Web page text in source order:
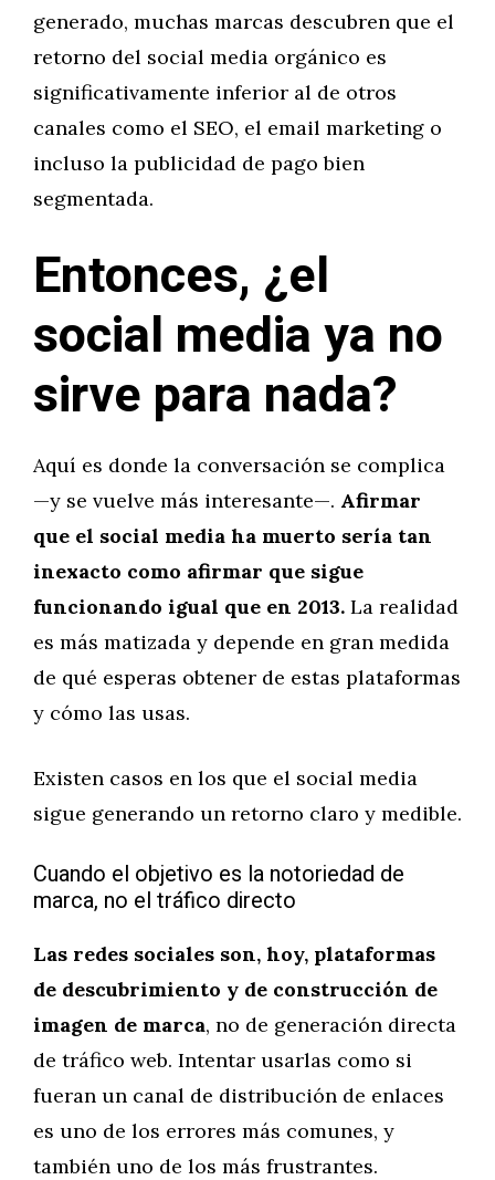
generado, muchas marcas descubren que el
retorno del social media orgánico es
significativamente inferior al de otros
canales como el SEO, el email marketing o
incluso la publicidad de pago bien
segmentada.
Entonces, ¿el
social media ya no
sirve para nada?
Aquí es donde la conversación se complica
—y se vuelve más interesante—. Afirmar
que el social media ha muerto sería tan
inexacto como afirmar que sigue
funcionando igual que en 2013. La realidad
es más matizada y depende en gran medida
de qué esperas obtener de estas plataformas
y cómo las usas.
Existen casos en los que el social media
sigue generando un retorno claro y medible.
Cuando el objetivo es la notoriedad de
marca, no el tráfico directo
Las redes sociales son, hoy, plataformas
de descubrimiento y de construcción de
imagen de marca, no de generación directa
de tráfico web. Intentar usarlas como si
fueran un canal de distribución de enlaces
es uno de los errores más comunes, y
también uno de los más frustrantes.